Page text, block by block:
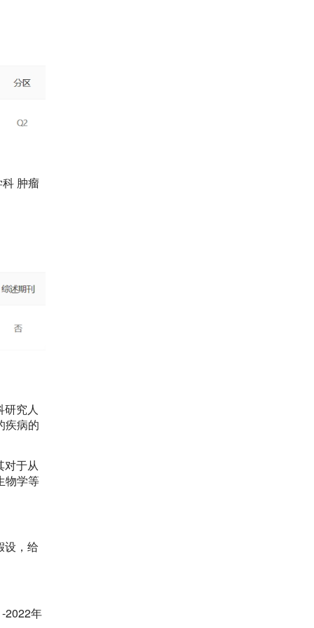
肿瘤
究人
疾病的
对于从
物学等
设，给
2022年